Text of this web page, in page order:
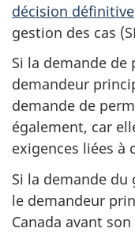
décision définitive
gestion des cas
Si la demande
demandeur
demande de
également, car
exigences liées à
Si la demande
le demandeur
Canada avant